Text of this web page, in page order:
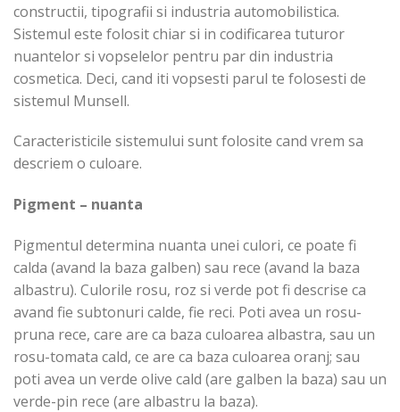
constructii, tipo­grafii si industria automobilistica.
Sistemul este folosit chiar si in codifica­rea tuturor
nuantelor si vopselelor pentru par din industria
cosmetica. Deci, cand iti vopsesti parul te folosesti de
sistemul Munsell.
Caracteristicile sistemului sunt folosite cand vrem sa
descriem o culoare.
Pigment – nuanta
Pigmentul determina nuanta unei culori, ce poate fi
calda (avand la baza galben) sau rece (avand la baza
albastru). Culorile rosu, roz si verde pot fi descrise ca
avand fie subtonuri calde, fie reci. Poti avea un rosu-
pruna rece, care are ca baza culoarea albastra, sau un
rosu-tomata cald, ce are ca baza culoarea oranj; sau
poti avea un verde olive cald (are galben la baza) sau un
verde-pin rece (are albastru la baza).